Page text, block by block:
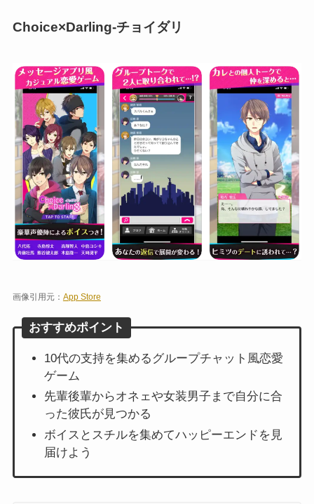
Choice×Darling-チョイダリ
画像引用元： App Store
おすすめポイント
10代の支持を集めるグループチャット風恋愛
ゲーム
先輩後輩からオネェや女装男子まで自分に合
った彼氏が見つかる
ボイスとスチルを集めてハッピーエンドを見
届けよう